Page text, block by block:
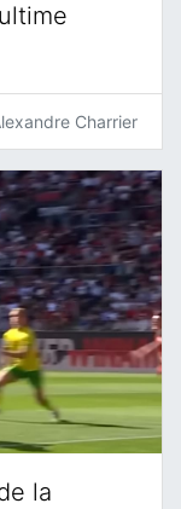
Charrier
la